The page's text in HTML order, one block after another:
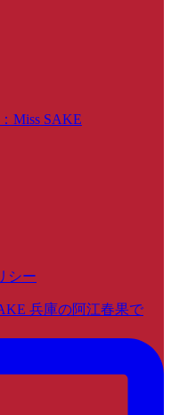
Miss SAKE
シー
兵庫の阿江春果で